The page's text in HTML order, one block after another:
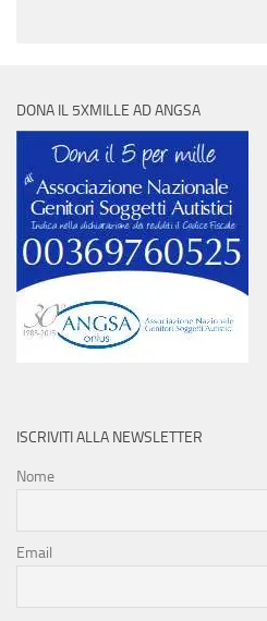
DONA IL 5XMILLE AD ANGSA
ISCRIVITI ALLA NEWSLETTER
Nome
Email